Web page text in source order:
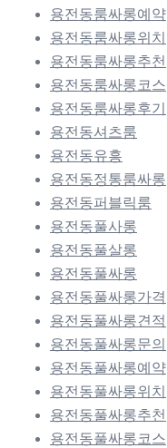
용전동룸싸롱예약
용전동룸싸롱위치
용전동룸싸롱추천
용전동룸싸롱코스
용전동룸싸롱후기
용전동셔츠룸
용전동유흥
용전동정통룸싸롱
용전동퍼블릭룸
용전동풀사롱
용전동풀살롱
용전동풀싸롱
용전동풀싸롱가격
용전동풀싸롱견적
용전동풀싸롱문의
용전동풀싸롱예약
용전동풀싸롱위치
용전동풀싸롱추천
용전동풀싸롱코스